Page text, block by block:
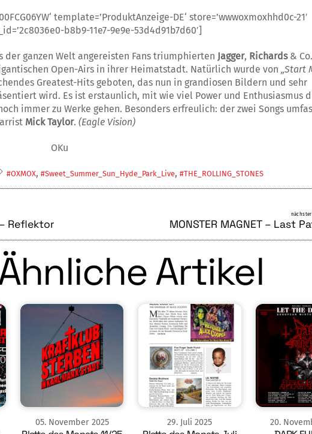
template=’ProduktAnzeige-DE‘ store=’wwwoxmoxhhd0c-21′
b8b9-11e7-9e9e-53d4d91b7d60′]
der ganzen Welt an­gereisten Fans triumphierten Jagger, Rich­ards&
Open-Airs in ihrer Heimatstadt. Natürlich wurde von „Start
Greatest-Hits ge­boten, das nun in grandiosen Bildern und sehr
wird. Es ist er­staunlich, mit wie viel Power und Enthu­si­as­mus
immer zu Werke gehen. Besonders erfreu­lich: der zwei Songs
Mick Taylor. (Eagle Vision)
OKu
#OXMOX, #Sweet_Summer_Sun_Hyde_Park_Live, #THE_ROLLING_STONES
– Reflektor MONSTER MAGNET – Last
Artikel
05. November 2025 29. Juli 2025 20.